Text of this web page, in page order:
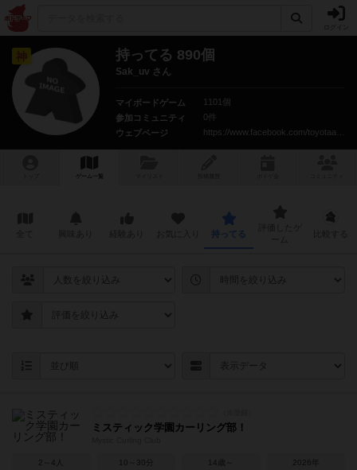
神 持ってる 890個
Sak_uv さん
マイボードゲーム
1101個
参加コミュニティ
0件
ウェブページ
ゲーム一覧
持ってる
ミスティック学園カーリング部！
2～4人 10～30分 14歳～ 2026年